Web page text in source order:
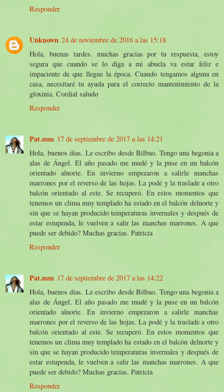
Responder
Unknown 24 de noviembre de 2016 a las 15:18
Hola, buenas tardes. muchas gracias por tu respuesta, estoy
segura que cuando se lo diga a mi abuela va estar feliz e
impaciente de que llegue la época. Cuando tengamos alguna en
casa, necesitaré tu ayuda para el correcto mantenimiento de la
gloxinia. Cordial saludo
Responder
Pat.mm 17 de septiembre de 2017 a las 14:21
Hola, buenos días. Le escribo desde Bilbao. Tengo una begonia a
alas de Ángel. El año pasado me mudé y la puse en un balcón
orientado alnorte. En invierno empezaron a salirle manchas
marrones por el reverso de las hojas. La podé y la traslade a otro
balcón orientado al este. Se recuperó. En estos momentos que
tenemos un clima muy templado ha estado en el balcón delnorte y
sin que se hayan producido temperaturas invernales y después de
estar estupenda, le vuelven a salir las manchas marrones. A que
puede ser debido? Muchas gracias. Patricia
Responder
Pat.mm 17 de septiembre de 2017 a las 14:22
Hola, buenos días. Le escribo desde Bilbao. Tengo una begonia a
alas de Ángel. El año pasado me mudé y la puse en un balcón
orientado alnorte. En invierno empezaron a salirle manchas
marrones por el reverso de las hojas. La podé y la traslade a otro
balcón orientado al este. Se recuperó. En estos momentos que
tenemos un clima muy templado ha estado en el balcón delnorte y
sin que se hayan producido temperaturas invernales y después de
estar estupenda, le vuelven a salir las manchas marrones. A que
puede ser debido? Muchas gracias. Patricia
Responder